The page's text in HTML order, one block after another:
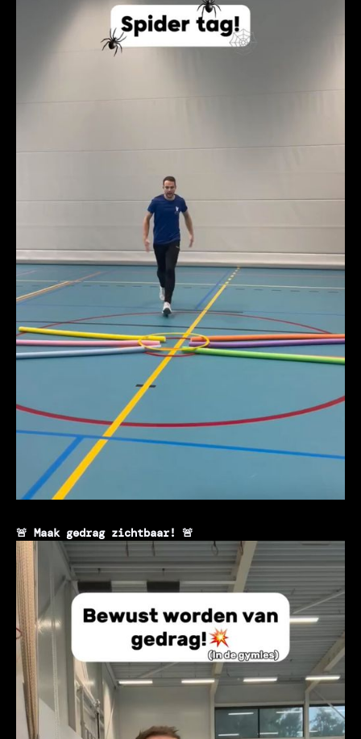
🚨 Maak gedrag zichtbaar! 🚨